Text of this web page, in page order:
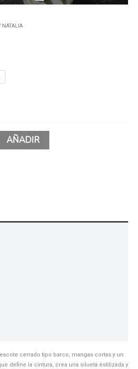
NATALIA
AÑADIR
cerrado tipo barco, mangas cortas y un
define la cintura, crea una silueta estilizada y